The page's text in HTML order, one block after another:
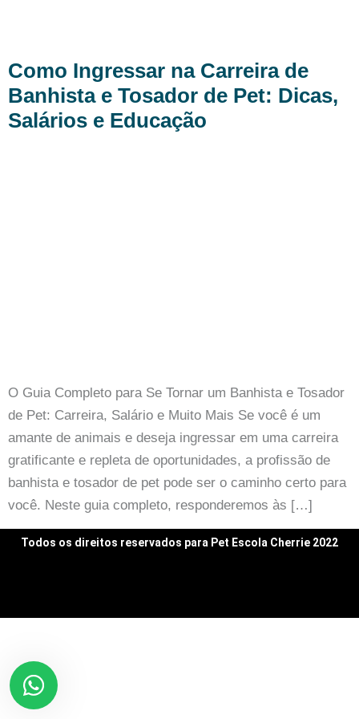
Como Ingressar na Carreira de
Banhista e Tosador de Pet: Dicas,
Salários e Educação
O Guia Completo para Se Tornar um Banhista e Tosador
de Pet: Carreira, Salário e Muito Mais Se você é um
amante de animais e deseja ingressar em uma carreira
gratificante e repleta de oportunidades, a profissão de
banhista e tosador de pet pode ser o caminho certo para
você. Neste guia completo, responderemos às […]
Todos os direitos reservados para Pet Escola Cherrie 2022